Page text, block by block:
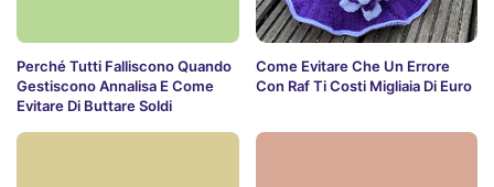
Perché Tutti Falliscono Quando
Gestiscono Annalisa E Come
Evitare Di Buttare Soldi
Come Evitare Che Un Errore
Con Raf Ti Costi Migliaia Di Euro